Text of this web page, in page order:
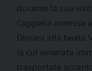
durante la sua
Cappella annessa
Diocesi alla beata
la cui venerata
trasportata